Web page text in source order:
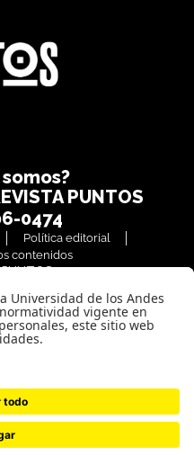
PUNTOS
0474
Política editorial
contenidos
como Universidad: Decreto 1297